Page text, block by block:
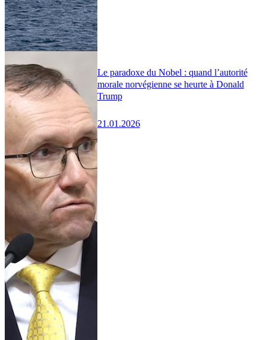
Le paradoxe du Nobel : quand l’autorité
morale norvégienne se heurte à Donald
Trump
21.01.2026